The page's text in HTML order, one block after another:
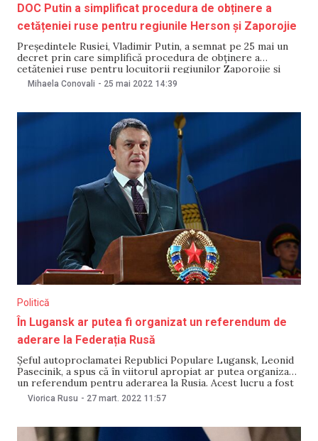
DOC Putin a simplificat procedura de obținere a
cetățeniei ruse pentru regiunile Herson și Zaporojie
Președintele Rusiei, Vladimir Putin, a semnat pe 25 mai un
decret prin care simplifică procedura de obținere a
cetățeniei ruse pentru locuitorii regiunilor Zaporojie și
Herson din Ucraina. Modificările sunt aduse la Decretul
printr-o procedură
Mihaela Conovali - 25 mai 2022 14:39
Politică
În Lugansk ar putea fi organizat un referendum de
aderare la Federația Rusă
Șeful autoproclamatei Republici Populare Lugansk, Leonid
Pasecinik, a spus că în viitorul apropiat ar putea organiza
un referendum pentru aderarea la Rusia. Acest lucru a fost
raportat pe 27 martie de RIA Novosti. „Cred că în viitorul
apropiat va avea loc un referendum pe teritoriul republicii,
Viorica Rusu - 27 mart. 2022 11:57